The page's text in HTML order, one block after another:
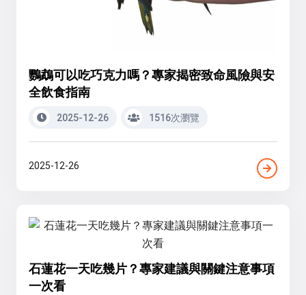
鸚鵡可以吃巧克力嗎？專家揭密致命風險與安
全飲食指南
2025-12-26 1516次瀏覽
2025-12-26
石蓮花一天吃幾片？專家建議與關鍵注意事項
一次看